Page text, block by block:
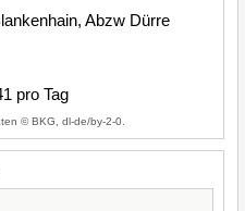
Abzw Dürre
pro Tag
© BKG, dl-de/by-2-0.